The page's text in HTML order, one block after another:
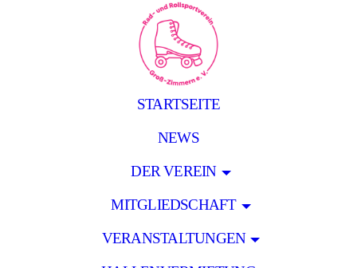
STARTSEITE
NEWS
DER VEREIN
MITGLIEDSCHAFT
VERANSTALTUNGEN